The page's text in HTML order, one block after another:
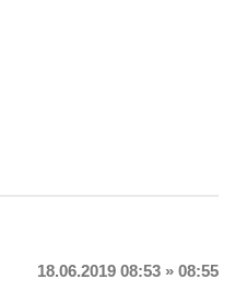
18.06.2019 08:53 » 08:55